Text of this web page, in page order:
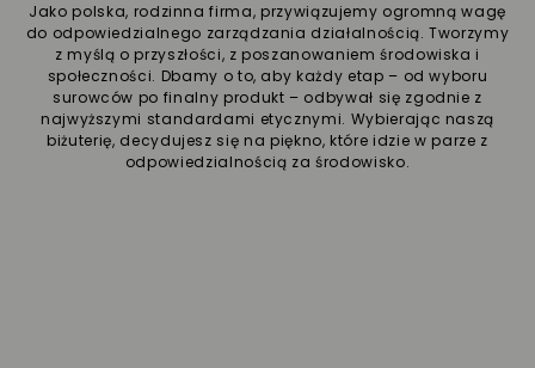
Jako polska, rodzinna firma, przywiązujemy ogromną wagę
do odpowiedzialnego zarządzania działalnością. Tworzymy
z myślą o przyszłości, z poszanowaniem środowiska i
społeczności. Dbamy o to, aby każdy etap – od wyboru
surowców po finalny produkt – odbywał się zgodnie z
najwyższymi standardami etycznymi. Wybierając naszą
biżuterię, decydujesz się na piękno, które idzie w parze z
odpowiedzialnością za środowisko.